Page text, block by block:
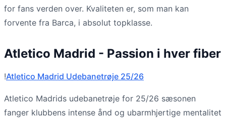
for fans verden over. Kvaliteten er, som man kan
forvente fra Barca, i absolut topklasse.
Atletico Madrid - Passion i hver fiber
!Atletico Madrid Udebanetrøje 25/26
Atletico Madrids udebanetrøje for 25/26 sæsonen
fanger klubbens intense ånd og ubarmhjertige mentalitet